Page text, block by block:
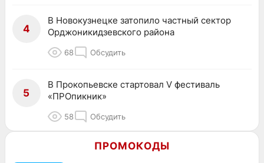
4
В Новокузнецке затопило частный сектор
Орджоникидзевского района
68 Обсудить
5
В Прокопьевске стартовал V фестиваль
«ПРОпикник»
58 Обсудить
ПРОМОКОДЫ